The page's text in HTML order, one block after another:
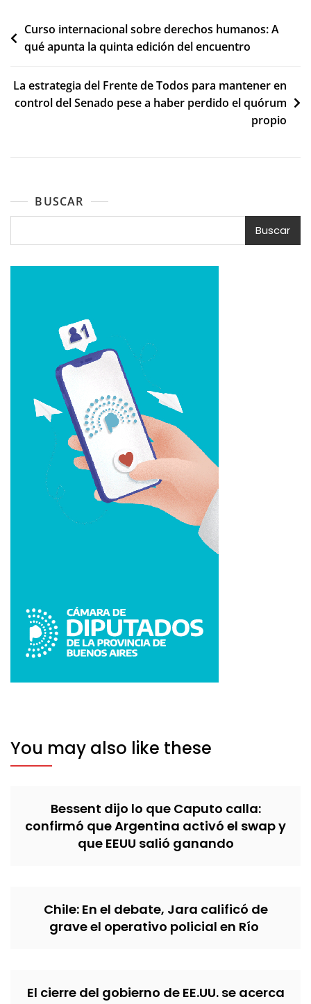
Navegación
de
Curso internacional sobre derechos humanos: A
qué apunta la quinta edición del encuentro
La estrategia del Frente de Todos para mantener en
control del Senado pese a haber perdido el quórum
propio
BUSCAR
Buscar
You may also like these
Bessent dijo lo que Caputo calla:
confirmó que Argentina activó el swap y
que EEUU salió ganando
Chile: En el debate, Jara calificó de
grave el operativo policial en Río
El cierre del gobierno de EE.UU. se acerca